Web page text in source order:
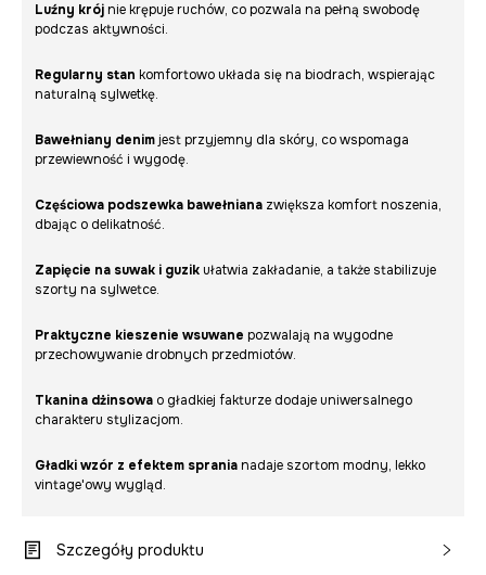
Luźny krój nie krępuje ruchów, co pozwala na pełną swobodę
podczas aktywności.
Regularny stan komfortowo układa się na biodrach, wspierając
naturalną sylwetkę.
Bawełniany denimjest przyjemny dla skóry, co wspomaga
przewiewność i wygodę.
Częściowa podszewka bawełniana zwiększa komfort noszenia,
dbając o delikatność.
Zapięcie na suwak i guzik ułatwia zakładanie, a także stabilizuje
szorty na sylwetce.
Praktyczne kieszenie wsuwane pozwalają na wygodne
przechowywanie drobnych przedmiotów.
Tkanina dżinsowa o gładkiej fakturze dodaje uniwersalnego
charakteru stylizacjom.
Gładki wzór z efektem sprania nadaje szortom modny, lekko
vintage'owy wygląd.
Szczegóły produktu